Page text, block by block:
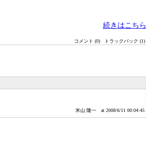
続きはこちら
コメント (0) トラックバック (1)
米山 隆一 at 2008/6/11 00:04:45